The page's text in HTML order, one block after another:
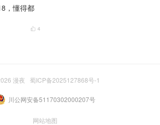
，懂得都
 4
漫夜 蜀ICP备2025127868号-1
川公网安备51170302000207号
网站地图